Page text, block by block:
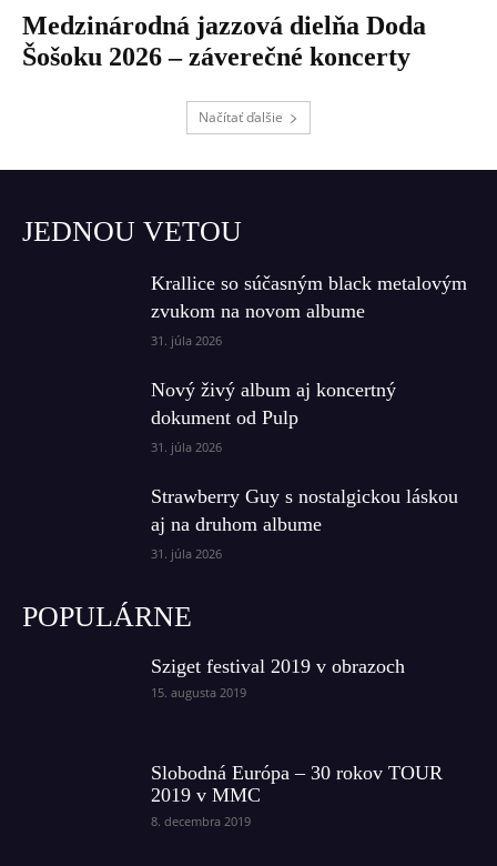
Medzinárodná jazzová dielňa Doda
Šošoku 2026 – záverečné koncerty
Načítať ďalšie
JEDNOU VETOU
Krallice so súčasným black metalovým
zvukom na novom albume
31. júla 2026
Nový živý album aj koncertný
dokument od Pulp
31. júla 2026
Strawberry Guy s nostalgickou láskou
aj na druhom albume
31. júla 2026
POPULÁRNE
Sziget festival 2019 v obrazoch
15. augusta 2019
Slobodná Európa – 30 rokov TOUR
2019 v MMC
8. decembra 2019